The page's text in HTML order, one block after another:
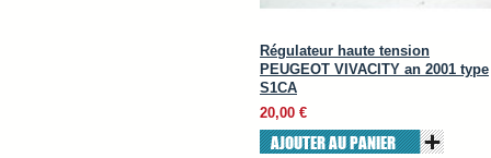
Régulateur haute tension
PEUGEOT VIVACITY an 2001 type
S1CA
20,00 €
AJOUTER AU PANIER